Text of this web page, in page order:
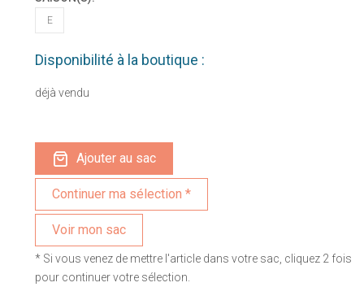
E
Disponibilité à la boutique :
déjà vendu
Ajouter au sac
Voir mon sac
* Si vous venez de mettre l'article dans votre sac, cliquez 2 fois
pour continuer votre sélection.